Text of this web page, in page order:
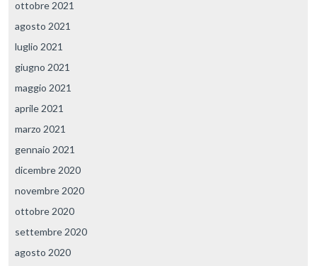
ottobre 2021
agosto 2021
luglio 2021
giugno 2021
maggio 2021
aprile 2021
marzo 2021
gennaio 2021
dicembre 2020
novembre 2020
ottobre 2020
settembre 2020
agosto 2020